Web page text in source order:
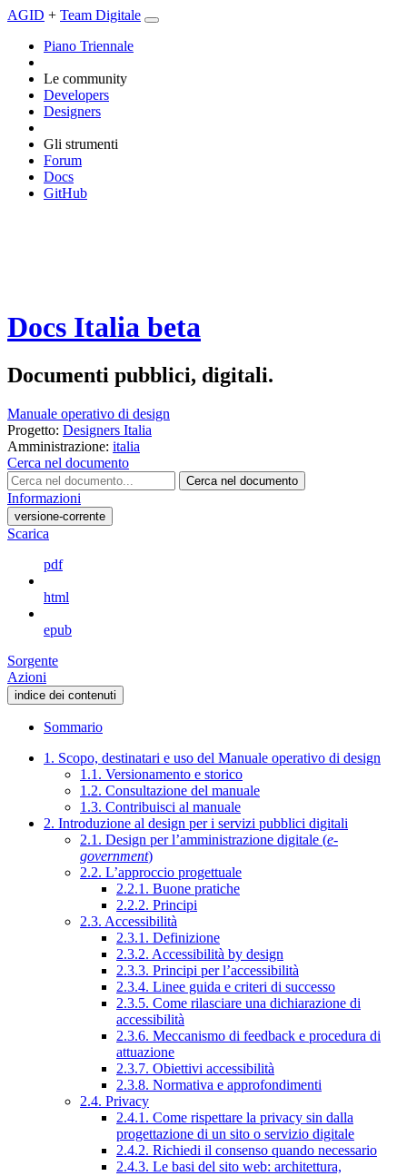
AGID + Team Digitale
Piano Triennale
Le community
Developers
Designers
Gli strumenti
Forum
Docs
GitHub
Docs Italia beta
Documenti pubblici, digitali.
Manuale operativo di design
Progetto: Designers Italia
Amministrazione: italia
Cerca nel documento
Cerca nel documento
Informazioni
versione-corrente
Scarica
pdf
html
epub
Sorgente
Azioni
indice dei contenuti
Sommario
1. Scopo, destinatari e uso del Manuale operativo di design
1.1. Versionamento e storico
1.2. Consultazione del manuale
1.3. Contribuisci al manuale
2. Introduzione al design per i servizi pubblici digitali
2.1. Design per l’amministrazione digitale (e-
government)
2.2. L’approccio progettuale
2.2.1. Buone pratiche
2.2.2. Principi
2.3. Accessibilità
2.3.1. Definizione
2.3.2. Accessibilità by design
2.3.3. Principi per l’accessibilità
2.3.4. Linee guida e criteri di successo
2.3.5. Come rilasciare una dichiarazione di
accessibilità
2.3.6. Meccanismo di feedback e procedura di
attuazione
2.3.7. Obiettivi accessibilità
2.3.8. Normativa e approfondimenti
2.4. Privacy
2.4.1. Come rispettare la privacy sin dalla
progettazione di un sito o servizio digitale
2.4.2. Richiedi il consenso quando necessario
2.4.3. Le basi del sito web: architettura,